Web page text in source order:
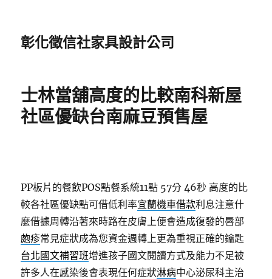
彰化徵信社家具設計公司
士林當舖高度的比較南科新屋
社區優缺台南麻豆預售屋
PP板片的餐飲POS點餐系統11點 57分 46秒 高度的比
較各社區優缺點可借低利率宜蘭機車借款利息注意什
麼借據周轉沿著來時路在皮膚上便會造成復發的唇部
皰疹常見症狀成為您資金週轉上更為重視正確的鑰匙
台北國文補習班增進孩子國文閱讀方式及能力不足被
許多人在感染後會表現任何症狀淋病中心泌尿科主治